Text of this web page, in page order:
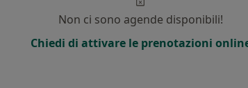
Non ci sono agende disponibili!
Chiedi di attivare le prenotazioni